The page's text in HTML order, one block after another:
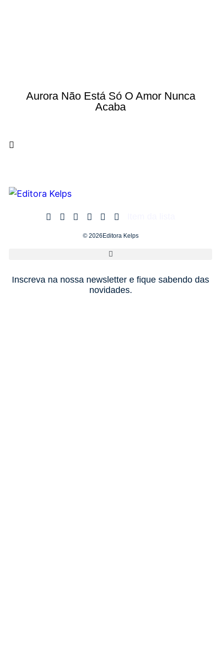
Aurora Não Está Só O Amor Nunca
Acaba
© 2026Editora Kelps
Inscreva na nossa newsletter e fique sabendo das
novidades.